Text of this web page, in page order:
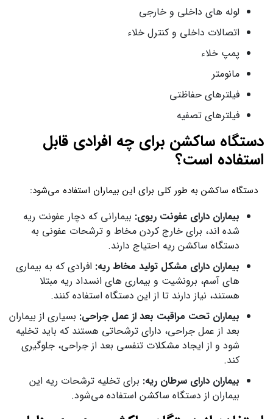
لوله های داخلی و خارجی
اتصالات داخلی و کنترل خلاء
پمپ خلاء
مانومتر
فیلترهای حفاظتی
فیلترهای تصفیه
دستگاه ساکشن برای چه افرادی قابل
استفاده است؟
دستگاه ساکشن به طور کلی برای این بیماران استفاده می‌شود:
بیماران دارای عفونت ریوی: بیمارانی که دچار عفونت ریه
شده اند، برای خارج کردن مخاط و ترشحات عفونی به
دستگاه ساکشن ریه احتیاج دارند.
بیماران دارای مشکل تولید مخاط ریه: افرادی که به بیماری
های آسم، برونشیت و بیماری های انسداد ریه مبتلا
هستند، نیاز دارند تا از این دستگاه استفاده کنند.
بیماران تحت مراقبت بعد از عمل جراحی: بسیاری از بیماران
بعد از عمل جراحی، دارای ترشحاتی هستند که باید تخلیه
شود و از ایجاد مشکلات تنفسی بعد از جراحی، جلوگیری
کند.
بیماران دارای سرطان ریه: برای تخلیه ترشحات ریه این
بیماران از دستگاه ساکشن استفاده می‌شود.